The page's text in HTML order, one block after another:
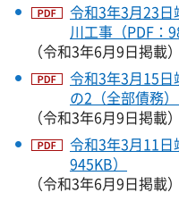
令和3年3月23
川工事（PDF：
（令和3年6月9日掲載）
令和3年3月15日
の2（全部債務）
（令和3年6月9日掲載）
令和3年3月11日
945KB）
（令和3年6月9日掲載）